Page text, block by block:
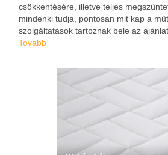
csökkentésére, illetve teljes
mindenki tudja, pontosan mit kap a
szolgáltatások tartoznak bele az
tisztán látni a költségekkel
Tovább